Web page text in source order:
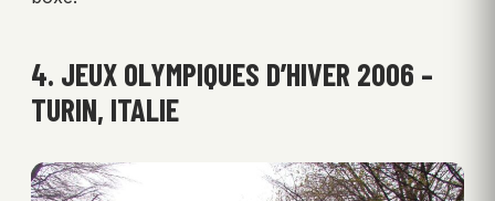
4. JEUX OLYMPIQUES D’HIVER 2006 –
TURIN, ITALIE